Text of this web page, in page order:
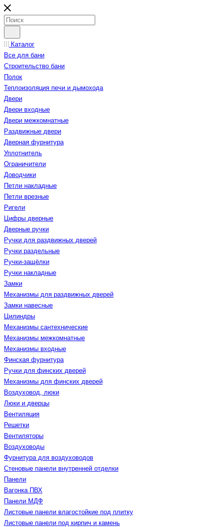
Каталог
Все для бани
Строительство бани
Полок
Теплоизоляция печи и дымохода
Двери
Двери входные
Двери межкомнатные
Раздвижные двери
Дверная фурнитура
Уплотнитель
Ограничители
Доводчики
Петли накладные
Петли врезные
Ригели
Цифры дверные
Дверные ручки
Ручки для раздвижных дверей
Ручки раздельные
Ручки-защёлки
Ручки накладные
Замки
Механизмы для раздвижных дверей
Замки навесные
Цилиндры
Механизмы сантехнические
Механизмы межкомнатные
Механизмы входные
Финская фурнитура
Ручки для финских дверей
Механизмы для финских дверей
Воздуховод, люки
Люки и дверцы
Вентиляция
Решетки
Вентиляторы
Воздуховоды
Фурнитура для воздуховодов
Стеновые панели внутренней отделки
Панели
Вагонка ПВХ
Панели МДФ
Листовые панели влагостойкие под плитку
Листовые панели под кирпич и камень